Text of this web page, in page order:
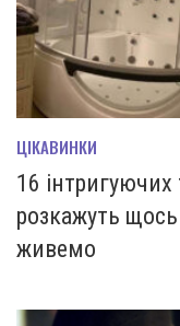
ЦІКАВИНКИ
16 інтригуючих
розкажуть
живемо